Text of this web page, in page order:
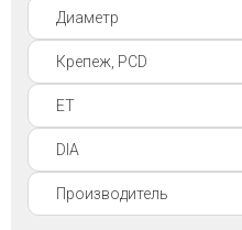
Контакты
Войти на сайт
+7(812)317-
17-
52